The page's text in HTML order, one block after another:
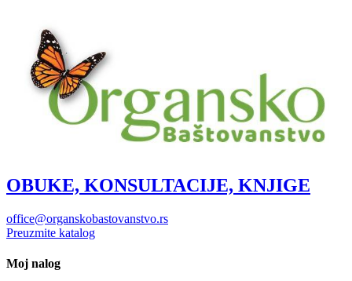
OBUKE, KONSULTACIJE, KNJIGE
office@organskobastovanstvo.rs
Preuzmite katalog
Moj nalog